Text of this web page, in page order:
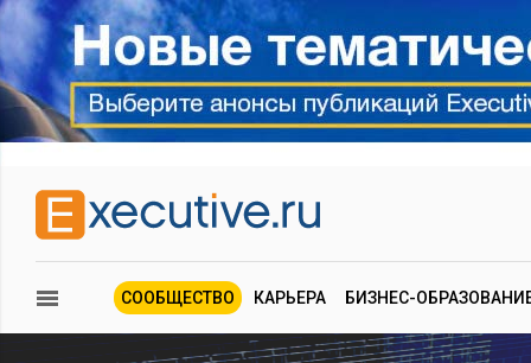
СООБЩЕСТВО КАРЬЕРА БИЗНЕС-